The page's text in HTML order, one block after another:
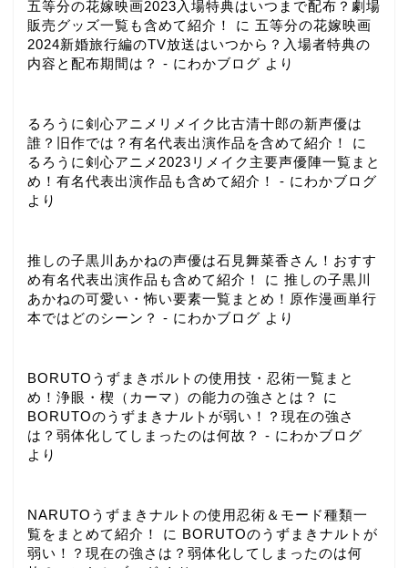
五等分の花嫁映画2023入場特典はいつまで配布？劇場
販売グッズ一覧も含めて紹介！
に 五等分の花嫁映画
2024新婚旅行編のTV放送はいつから？入場者特典の
内容と配布期間は？ - にわかブログ より
るろうに剣心アニメリメイク比古清十郎の新声優は
誰？旧作では？有名代表出演作品を含めて紹介！
に
るろうに剣心アニメ2023リメイク主要声優陣一覧まと
め！有名代表出演作品も含めて紹介！ - にわかブログ
より
推しの子黒川あかねの声優は石見舞菜香さん！おすす
め有名代表出演作品も含めて紹介！
に 推しの子黒川
あかねの可愛い・怖い要素一覧まとめ！原作漫画単行
本ではどのシーン？ - にわかブログ より
BORUTOうずまきボルトの使用技・忍術一覧まと
め！浄眼・楔（カーマ）の能力の強さとは？
に
BORUTOのうずまきナルトが弱い！？現在の強さ
は？弱体化してしまったのは何故？ - にわかブログ
より
NARUTOうずまきナルトの使用忍術＆モード種類一
覧をまとめて紹介！
に BORUTOのうずまきナルトが
弱い！？現在の強さは？弱体化してしまったのは何